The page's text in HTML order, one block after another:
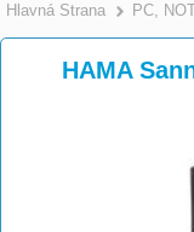
Hlavná Strana PC,
HAMA